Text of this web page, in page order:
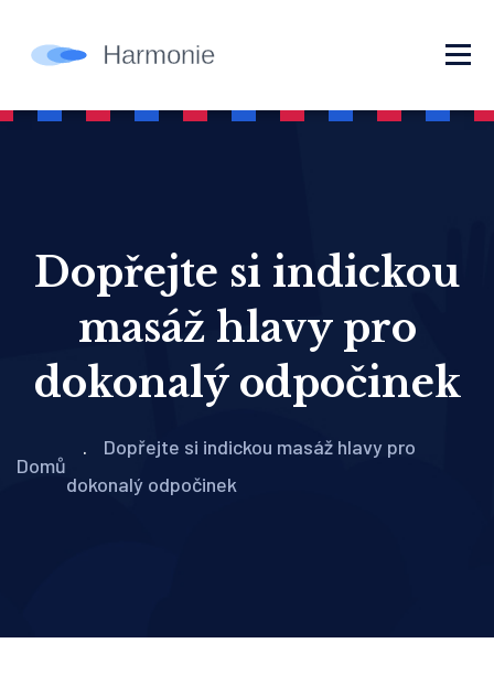
Dopřejte si indickou
masáž hlavy pro
dokonalý odpočinek
Domů
Dopřejte si indickou masáž hlavy pro
dokonalý odpočinek